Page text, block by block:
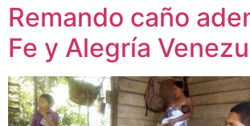
Remando caño
Fe y Alegría